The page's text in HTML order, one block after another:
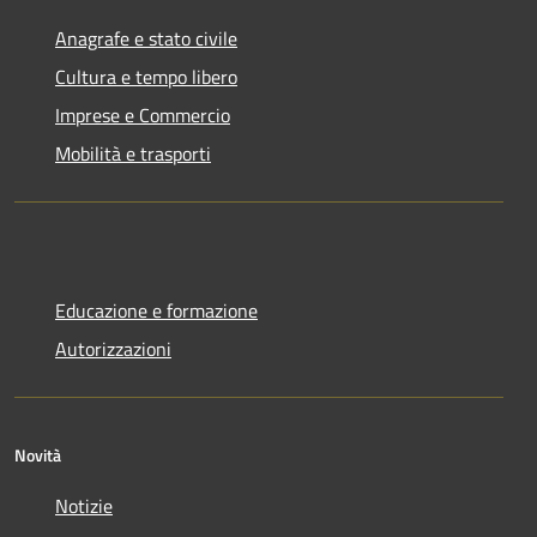
Anagrafe e stato civile
Cultura e tempo libero
Imprese e Commercio
Mobilità e trasporti
Educazione e formazione
Autorizzazioni
Novità
Notizie